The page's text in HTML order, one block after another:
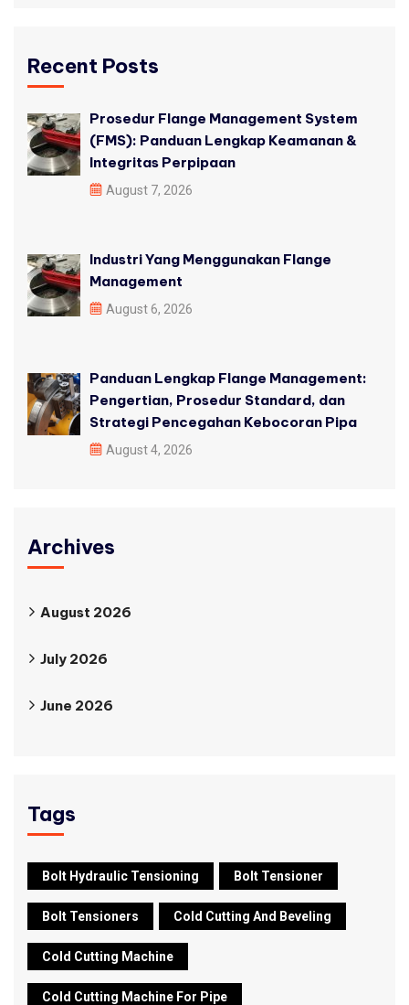
Recent Posts
Prosedur Flange Management System
(FMS): Panduan Lengkap Keamanan &
Integritas Perpipaan
August 7, 2026
Industri Yang Menggunakan Flange
Management
August 6, 2026
Panduan Lengkap Flange Management:
Pengertian, Prosedur Standard, dan
Strategi Pencegahan Kebocoran Pipa
August 4, 2026
Archives
August 2026
July 2026
June 2026
Tags
Bolt Hydraulic Tensioning Bolt Tensioner
Bolt Tensioners Cold Cutting And Beveling
Cold Cutting Machine
Cold Cutting Machine For Pipe